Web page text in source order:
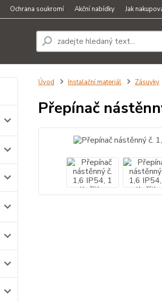
Ochrana soukromí Akční nabídky Jak
Úvod Instalační materiál Zásuvky
Přepínač